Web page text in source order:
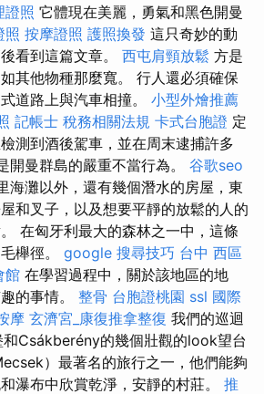
證照 它體現在美麗，勇氣和黑色開曼
照 按摩證照 護照換發 這只奇妙的動
看到這篇文章。 西屯肩頸放鬆 方是
其他物種那麼寬。 行人還必須確保
道路上與汽車相撞。 小型外燴推薦
記帳士 稅務相關法規 卡式台胞證 定
測到酒後駕車，並在周末逮捕許多
開曼群島的嚴重不當行為。 谷歌seo
海灘以外，還有幾個潛水的房屋，東
和叉子，以及想要平靜的放鬆的人的
在匈牙利最大的森林之一中，這條
櫸徑。 google 搜尋技巧 台中 西區
館 在學習過程中，關於該地區的地
的事情。 整骨 台胞證桃園 ssl 國際
摩 玄濟宮_康復推拿整復 我們的巡迴
Csákberény的幾個壯觀的look望台
）最著名的旅行之一，他們能夠
瀑布中欣賞乾淨，安靜的村莊。 推